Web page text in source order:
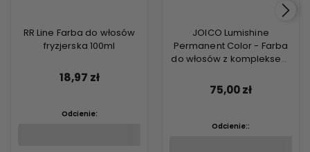
RR Line Farba do włosów
fryzjerska 100ml
18,97 zł
Odcienie:
JOICO Lumishine
Permanent Color - Farba
do włosów z kompleksem
włosy 74ml
75,00 zł
Odcienie::